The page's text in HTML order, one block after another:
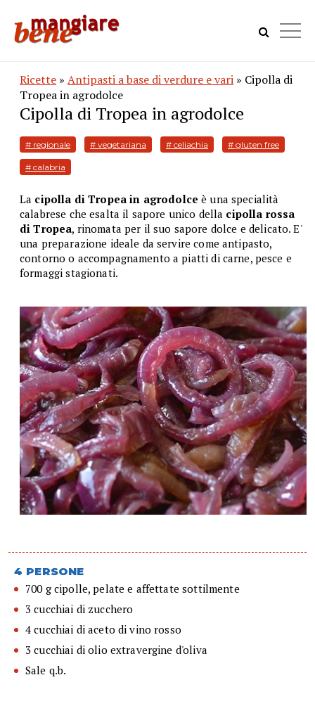
Ricette » Antipasti a base di verdure e vari » Cipolla di
Tropea in agrodolce
Cipolla di Tropea in agrodolce
# regionale # vegetariana # celiachia # gluten free
# calabria
La cipolla di Tropea in agrodolce è una specialità
calabrese che esalta il sapore unico della cipolla rossa
di Tropea, rinomata per il suo sapore dolce e delicato. E'
una preparazione ideale da servire come antipasto,
contorno o accompagnamento a piatti di carne, pesce e
formaggi stagionati.
4 PERSONE
700 g cipolle, pelate e affettate sottilmente
3 cucchiai di zucchero
4 cucchiai di aceto di vino rosso
3 cucchiai di olio extravergine d'oliva
Sale q.b.